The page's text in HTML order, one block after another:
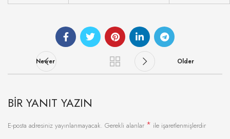
Newer Older
BIR YANIT YAZIN
E-posta adresiniz yayınlanmayacak. Gerekli alanlar * ile işaretlenmişlerdir